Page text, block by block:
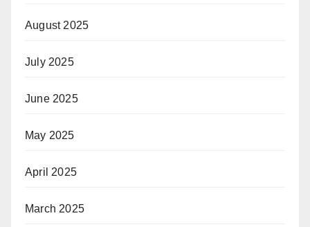
August 2025
July 2025
June 2025
May 2025
April 2025
March 2025